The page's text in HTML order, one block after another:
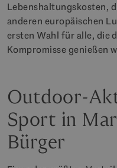
Lebenshaltungskosten,
anderen europäischen
ersten Wahl für alle, die
Kompromisse genießen
Outdoor-
Sport in
Bürger